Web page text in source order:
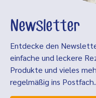
Newsletter
Entdecke den
einfache und leckere
Produkte und vieles
regelmäßig ins Postfach.